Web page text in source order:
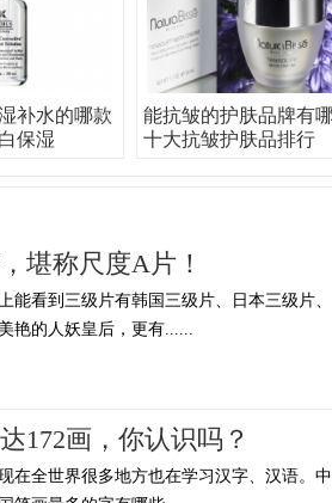
补水的哪款
保湿
能抗皱的护肤品牌有
十大抗皱护肤品排行
堪称尺度A片！
能看到三级片有韩国三级片、日本三级片
艳的人妖皇后，更有......
172画，你认识吗？
在全世界很多地方也在学习汉字、汉语。